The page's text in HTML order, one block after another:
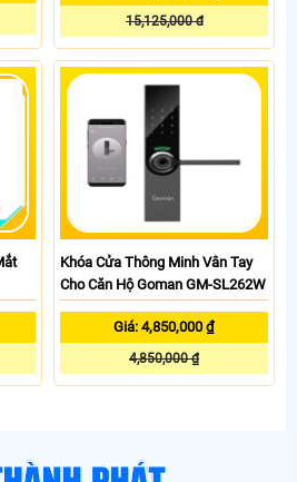
15,125,000 đ
Khóa Cửa Thông Minh Vân Tay
Cho Căn Hộ Goman GM-SL262W
Giá: 4,850,000 ₫
4,850,000 ₫